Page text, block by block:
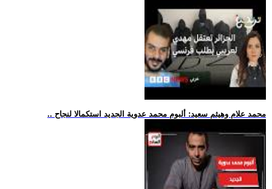
.. محمد علام وهيثم سعيد: ألبوم محمد عدوية الجديد استكمالا لنجاح